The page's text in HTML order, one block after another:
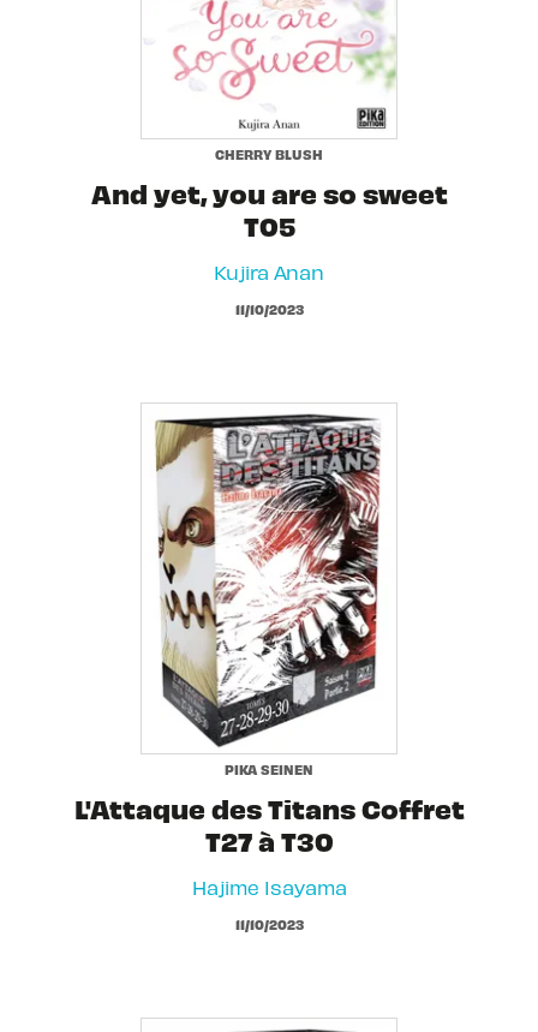
CHERRY BLUSH
And yet, you are so sweet
T05
Kujira Anan
11/10/2023
PIKA SEINEN
L'Attaque des Titans Coffret
T27 à T30
Hajime Isayama
11/10/2023